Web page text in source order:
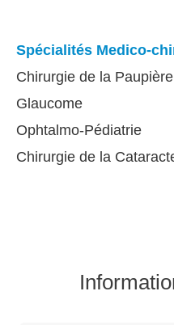
Spécialités Medico-
Chirurgie de la Paupière
Glaucome
Ophtalmo-Pédiatrie
Chirurgie de la